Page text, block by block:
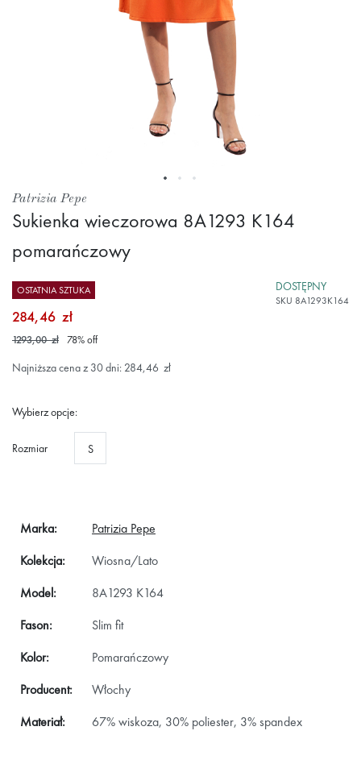
Przejdź
na
początek
galerii
Patrizia Pepe
Sukienka wieczorowa 8A1293 K164
pomarańczowy
OSTATNIA SZTUKA DOSTĘPNY
SKU 8A1293K164
284,46 zł
1293,00 zł 78%off
Najniższa cena z 30 dni: 284,46 zł
Wybierz opcje:
Rozmiar S
Marka:
Patrizia Pepe
Kolekcja:
Wiosna/Lato
Model:
8A1293 K164
Fason:
Slim fit
Kolor:
Pomarańczowy
Producent:
Włochy
Materiał:
67% wiskoza, 30% poliester, 3% spandex